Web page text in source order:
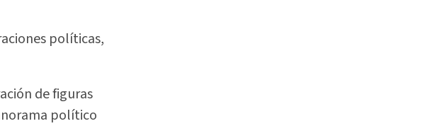
políticas,
de figuras
político